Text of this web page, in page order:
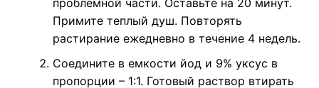
проблемной части. Оставьте на 20 минут.
Примите теплый душ. Повторять
растирание ежедневно в течение 4 недель.
Соедините в емкости йод и 9% уксус в
пропорции – 1:1. Готовый раствор втирать